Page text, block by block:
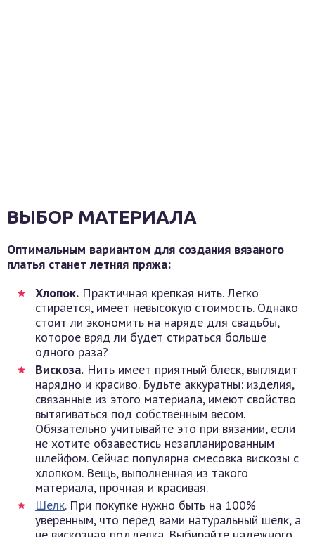
ВЫБОР МАТЕРИАЛА
Оптимальным вариантом для создания вязаного
платья станет летняя пряжа:
Хлопок. Практичная крепкая нить. Легко
стирается, имеет невысокую стоимость. Однако
стоит ли экономить на наряде для свадьбы,
которое вряд ли будет стираться больше
одного раза?
Вискоза. Нить имеет приятный блеск, выглядит
нарядно и красиво. Будьте аккуратны: изделия,
связанные из этого материала, имеют свойство
вытягиваться под собственным весом.
Обязательно учитывайте это при вязании, если
не хотите обзавестись незапланированным
шлейфом. Сейчас популярна смесовка вискозы с
хлопком. Вещь, выполненная из такого
материала, прочная и красивая.
Шелк. При покупке нужно быть на 100%
уверенным, что перед вами натуральный шелк, а